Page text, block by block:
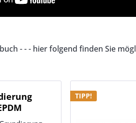
- - - hier folgend finden Sie
TIPP!